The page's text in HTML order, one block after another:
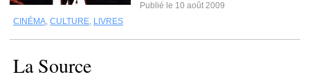
Publié le 10 août 2009
CINÉMA, CULTURE, LIVRES
La Source